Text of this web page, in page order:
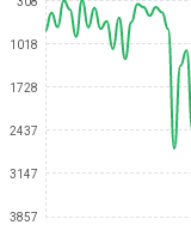
1018
1728
2437
3147
3857